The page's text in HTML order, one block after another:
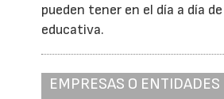
pueden tener en el día a día
educativa.
EMPRESAS O ENTIDADES